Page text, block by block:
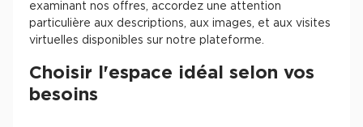
examinant nos offres, accordez une attention
particulière aux descriptions, aux images, et aux visites
virtuelles disponibles sur notre plateforme.
Choisir l'espace idéal selon vos
besoins